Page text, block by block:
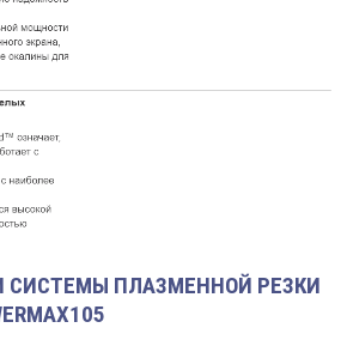
СИСТЕМЫ ПЛАЗМЕННОЙ РЕЗКИ